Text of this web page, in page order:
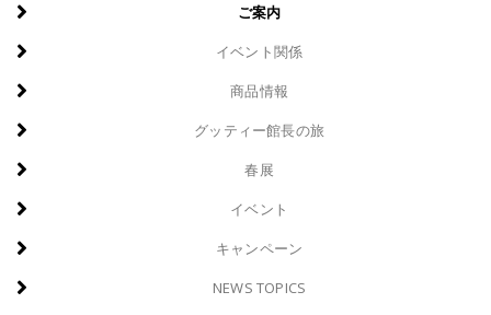
ご案内
イベント関係
商品情報
グッティー館長の旅
春展
イベント
キャンペーン
NEWS TOPICS